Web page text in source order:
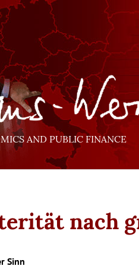
AND PUBLIC FINANCE
nach
Sinn